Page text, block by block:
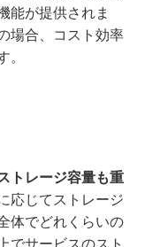
能が提供されま
場合、コスト効率
。
トレージ容量も重
応じてストレージ
体でどれくらいの
でサービスのスト